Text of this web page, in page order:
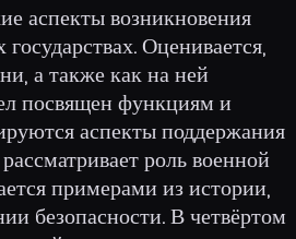
аспекты возникновения
Оценивается,
а также как на ней
посвящен функциям и
аспекты поддержания
роль военной
примерами из истории,
безопасности. В четвёртом